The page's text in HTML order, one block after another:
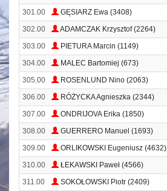
301.00
GĘSIARZ Ewa (3408)
302.00
ADAMCZAK Krzysztof (2264)
303.00
PIETURA Marcin (1149)
304.00
MALEC Bartomiej (673)
305.00 ROSENLUND Nino (2063)
306.00 RÓŻYCKA Agnieszka (2344)
307.00 ONDRIJOVA Erika (1850)
308.00 GUERRERO Manuel (1693)
309.00 ORLIKOWSKI Eugeniusz (4632)
310.00
ŁEKAWSKI Paweł (4566)
311.00
SOKOŁOWSKI Piotr (2409)